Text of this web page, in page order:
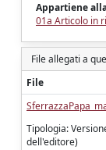
Appartiene
01a Articolo in
File allegati a
File
Tipologia:
dell'editore)